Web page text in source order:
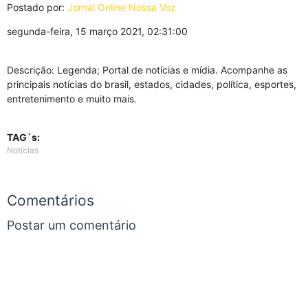
Postado por: Jornal Online Nossa Voz
segunda-feira, 15 março 2021, 02:31:00
Descrição: Legenda; Portal de notícias e mídia. Acompanhe as
principais notícias do brasil, estados, cidades, política, esportes,
entretenimento e muito mais.
TAG´s:
Notícias
Comentários
Postar um comentário